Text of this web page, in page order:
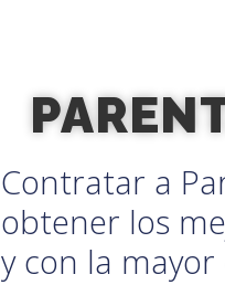
Contratar a
obtener los
y con la